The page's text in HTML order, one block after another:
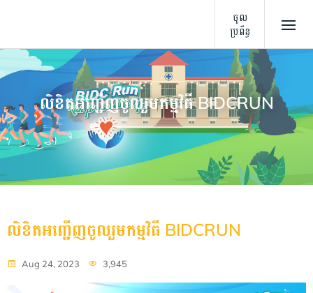
ចូល
ប្រព័ន្ធ
លិខិតអញ្ជើញចូលរួមកម្មវិធី BIDCRUN
លិខិតអញ្ជើញចូលរួមកម្មវិធី BIDCRUN
Aug 24, 2023 3,945